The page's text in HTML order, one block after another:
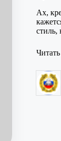
Ах,
стиль,
от